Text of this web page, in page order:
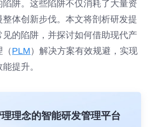
阱。这些陷阱不仅消耗了大量资
体创新步伐。本文将剖析研发提
见的陷阱，并探讨如何借助现代产
（ PLM ）解决方案有效规避，实现
提升。
理念的智能研发管理平台